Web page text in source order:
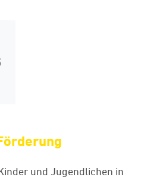
und Jugendlichen in